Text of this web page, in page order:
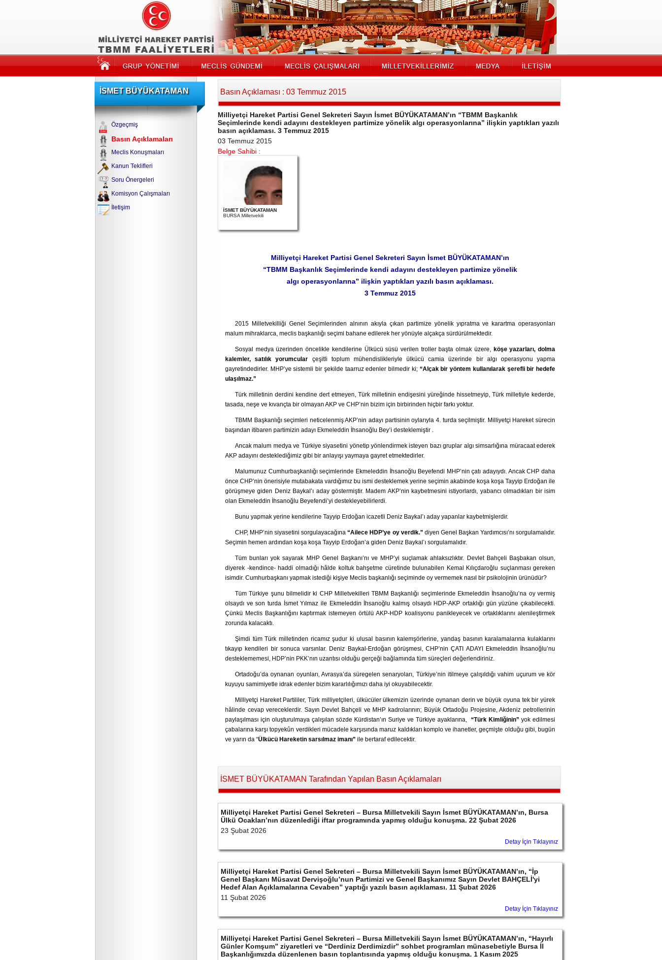
İSMET BÜYÜKATAMAN
Özgeçmiş
Basın Açıklamaları
Meclis Konuşmaları
Kanun Teklifleri
Soru Önergeleri
Komisyon Çalışmaları
İletişim
Basın Açıklaması : 03 Temmuz 2015
Milliyetçi Hareket Partisi Genel Sekreteri Sayın İsmet BÜYÜKATAMAN’ın “TBMM Başkanlık
Seçimlerinde kendi adayını destekleyen partimize yönelik algı operasyonlarına” ilişkin yaptıkları yazılı
basın açıklaması. 3 Temmuz 2015
03 Temmuz 2015
Belge Sahibi :
İSMET BÜYÜKATAMAN
BURSA Milletvekili
Milliyetçi Hareket Partisi Genel Sekreteri Sayın İsmet BÜYÜKATAMAN’ın
“TBMM Başkanlık Seçimlerinde kendi adayını destekleyen partimize yönelik
algı operasyonlarına” ilişkin yaptıkları yazılı basın açıklaması.
3 Temmuz 2015
2015 Milletvekilliği Genel Seçimlerinden alnının akıyla çıkan partimize yönelik yıpratma ve karartma operasyonları
malum mihraklarca, meclis başkanlığı seçimi bahane edilerek her yönüyle alçakça sürdürülmektedir.
Sosyal medya üzerinden öncelikle kendilerine Ülkücü süsü verilen troller başta olmak üzere, köşe yazarları, dolma
kalemler, satılık yorumcular çeşitli toplum mühendislikleriyle ülkücü camia üzerinde bir algı operasyonu yapma
gayretindedirler. MHP’ye sistemli bir şekilde taarruz edenler bilmedir ki; “Alçak bir yöntem kullanılarak şerefli bir hedefe
ulaşılmaz.”
Türk milletinin derdini kendine dert etmeyen, Türk milletinin endişesini yüreğinde hissetmeyip, Türk milletiyle kederde,
tasada, neşe ve kıvançta bir olmayan AKP ve CHP’nin bizim için birbirinden hiçbir farkı yoktur.
TBMM Başkanlığı seçimleri neticelenmiş AKP’nin adayı partisinin oylarıyla 4. turda seçilmiştir. Milliyetçi Hareket sürecin
başından itibaren partimizin adayı Ekmeleddin İhsanoğlu Bey’i desteklemiştir .
Ancak malum medya ve Türkiye siyasetini yönetip yönlendirmek isteyen bazı gruplar algı simsarlığına müracaat ederek
AKP adayını desteklediğimiz gibi bir anlayışı yaymaya gayret etmektedirler.
Malumunuz Cumhurbaşkanlığı seçimlerinde Ekmeleddin İhsanoğlu Beyefendi MHP’nin çatı adayıydı. Ancak CHP daha
önce CHP’nin önerisiyle mutabakata vardığımız bu ismi desteklemek yerine seçimin akabinde koşa koşa Tayyip Erdoğan ile
görüşmeye giden Deniz Baykal’ı aday göstermiştir. Madem AKP’nin kaybetmesini istiyorlardı, yabancı olmadıkları bir isim
olan Ekmeleddin İhsanoğlu Beyefendi’yi destekleyebilirlerdi.
Bunu yapmak yerine kendilerine Tayyip Erdoğan icazetli Deniz Baykal’ı aday yapanlar kaybetmişlerdir.
CHP, MHP’nin siyasetini sorgulayacağına“Ailece HDP’ye oy verdik.”diyen Genel Başkan Yardımcısı’nı sorgulamalıdır.
Seçimin hemen ardından koşa koşa Tayyip Erdoğan’a giden Deniz Baykal’ı sorgulamalıdır.
Tüm bunları yok sayarak MHP Genel Başkanı’nı ve MHP’yi suçlamak ahlaksızlıktır. Devlet Bahçeli Başbakan olsun,
diyerek -kendince- haddi olmadığı hâlde koltuk bahşetme cüretinde bulunabilen Kemal Kılıçdaroğlu suçlanması gereken
isimdir. Cumhurbaşkanı yapmak istediği kişiye Meclis başkanlığı seçiminde oy vermemek nasıl bir psikolojinin ürünüdür?
Tüm Türkiye şunu bilmelidir ki CHP Milletvekilleri TBMM Başkanlığı seçimlerinde Ekmeleddin İhsanoğlu’na oy vermiş
olsaydı ve son turda İsmet Yılmaz ile Ekmeleddin İhsanoğlu kalmış olsaydı HDP-AKP ortaklığı gün yüzüne çıkabilecekti.
Çünkü Meclis Başkanlığını kaptırmak istemeyen örtülü AKP-HDP koalisyonu panikleyecek ve ortaklıklarını alenileştirmek
zorunda kalacaktı.
Şimdi tüm Türk milletinden ricamız şudur ki ulusal basının kalemşörlerine, yandaş basının karalamalarına kulaklarını
tıkayıp kendileri bir sonuca varsınlar. Deniz Baykal-Erdoğan görüşmesi, CHP’nin ÇATI ADAYI Ekmeleddin İhsanoğlu’nu
desteklememesi, HDP’nin PKK’nın uzantısı olduğu gerçeği bağlamında tüm süreçleri değerlendiriniz.
Ortadoğu’da oynanan oyunları, Avrasya’da süregelen senaryoları, Türkiye’nin itilmeye çalışıldığı vahim uçurum ve kör
kuyuyu samimiyetle idrak edenler bizim kararlılığımızı daha iyi okuyabilecektir.
Milliyetçi Hareket Partililer, Türk milliyetçileri, ülkücüler ülkemizin üzerinde oynanan derin ve büyük oyuna tek bir yürek
hâlinde cevap vereceklerdir. Sayın Devlet Bahçeli ve MHP kadrolarının; Büyük Ortadoğu Projesine, Akdeniz petrollerinin
paylaşılması için oluşturulmaya çalışılan sözde Kürdistan’ın Suriye ve Türkiye ayaklarına, “Türk Kimliğinin” yok edilmesi
çabalarına karşı topyekûn verdikleri mücadele karşısında maruz kaldıkları komplo ve ihanetler, geçmişte olduğu gibi, bugün
ve yarın da “Ülkücü Hareketin sarsılmaz imanı” ile bertaraf edilecektir.
İSMET BÜYÜKATAMAN Tarafından Yapılan Basın Açıklamaları
Milliyetçi Hareket Partisi Genel Sekreteri – Bursa Milletvekili Sayın İsmet BÜYÜKATAMAN’ın, Bursa
Ülkü Ocakları’nın düzenlediği iftar programında yapmış olduğu konuşma. 22 Şubat 2026
23 Şubat 2026
Detay İçin Tıklayınız
Milliyetçi Hareket Partisi Genel Sekreteri – Bursa Milletvekili Sayın İsmet BÜYÜKATAMAN’ın, “İp
Genel Başkanı Müsavat Dervişoğlu’nun Partimizi ve Genel Başkanımız Sayın Devlet BAHÇELİ'yi
Hedef Alan Açıklamalarına Cevaben” yaptığı yazılı basın açıklaması. 11 Şubat 2026
11 Şubat 2026
Detay İçin Tıklayınız
Milliyetçi Hareket Partisi Genel Sekreteri – Bursa Milletvekili Sayın İsmet BÜYÜKATAMAN’ın, “Hayırlı
Günler Komşum” ziyaretleri ve “Derdiniz Derdimizdir” sohbet programları münasebetiyle Bursa İl
Başkanlığımızda düzenlenen basın toplantısında yapmış olduğu konuşma. 1 Kasım 2025